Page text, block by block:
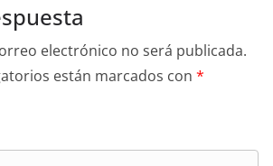
electrónico no será publicada.
están marcados con *